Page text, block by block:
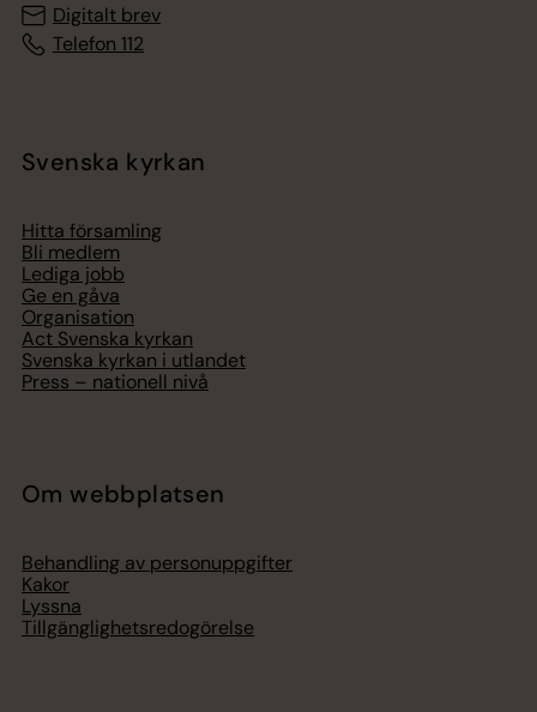
Digitalt brev
Telefon 112
Svenska kyrkan
Hitta församling
Bli medlem
Lediga jobb
Ge en gåva
Organisation
Act Svenska kyrkan
Svenska kyrkan i utlandet
Press – nationell nivå
Om webbplatsen
Behandling av personuppgifter
Kakor
Lyssna
Tillgänglighetsredogörelse